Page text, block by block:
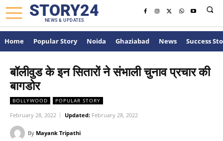
STORY24
NEWS & UPDATES
Home Popular Story Noida Ghaziabad News Success
बॉलीवुड के इन सितारों ने संभाली चुनाव प्रचार की
बागडोर
BOLLYWOOD POPULAR STORY
February 28, 2022 Updated: February 28, 2022
By Mayank Tripathi